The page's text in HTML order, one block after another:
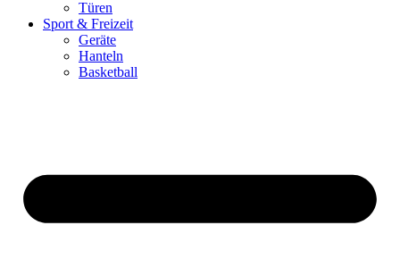
Türen
Sport & Freizeit
Geräte
Hanteln
Basketball